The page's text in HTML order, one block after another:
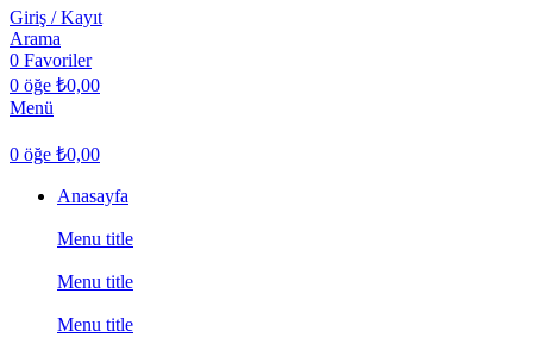
Giriş / Kayıt
Arama
0 Favoriler
0 öğe ₺0,00
Menü
0 öğe ₺0,00
Anasayfa
Menu title
Menu title
Menu title